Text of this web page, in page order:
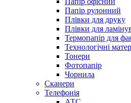
Папір рулонний
Плівки для друку
Плівки для
Термопапір для
Технологічні
Тонери
Фотопапір
Чорнила
Сканери
Телефонія